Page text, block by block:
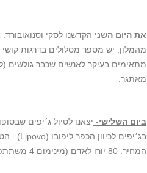
את היום השני הקדשנו לסקי
מתאימים בעיקר לאנשים שכבר גולשים
מאתגר.
ביום השלישי- יצאנו לטיול ג׳יפים
בג׳יפים לכיוון הכפר ליפובו (Lipovo). הטיול הזה היה קצת פחות מוצלח ומאוד יקר לטעמי.
המחיר: 80 יורו לאדם (מינימום 4 משתתפים).